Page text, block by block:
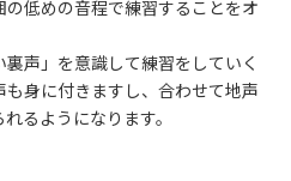
低めの音程で練習することをオ
声」を意識して練習をしていく
身に付きますし、合わせて地声
るようになります。